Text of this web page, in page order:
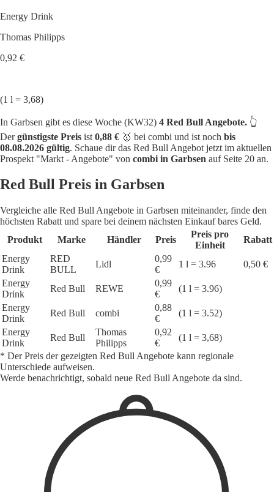
Energy Drink
Thomas Philipps
0,92 €
(1 l = 3,68)
In Garbsen gibt es diese Woche (KW32) 4 Red Bull Angebote. 👆
Dergünstigste Preis ist 0,88 € 🥇 bei combi und ist noch bis
08.08.2026 gültig. Schaue dir das Red Bull Angebot jetzt im aktuellen
Prospekt "Markt - Angebote" von combi in Garbsen auf Seite 20 an.
Red Bull Preis in Garbsen
Vergleiche alle Red Bull Angebote in Garbsen miteinander, finde den
höchsten Rabatt und spare bei deinem nächsten Einkauf bares Geld.
Produkt
Marke Händler Preis
Preis pro
Einheit
Rabatt
Energy
Drink
RED
BULL
Lidl
0,99
€
1 l = 3.96
0,50 €
Energy
Drink
Red Bull REWE
0,99
€
(1 l = 3.96)
Energy
Drink
Red Bull combi
0,88
€
(1 l = 3.52)
Energy
Drink
Red Bull
Thomas
Philipps
0,92
€
(1 l = 3,68)
* Der Preis der gezeigten Red Bull Angebote kann regionale
Unterschiede aufweisen.
Werde benachrichtigt, sobald neue Red Bull Angebote da sind.